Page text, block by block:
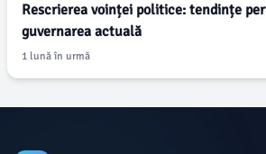
Rescrierea voinței politice: tendințe
guvernarea actuală
1 lună în urmă